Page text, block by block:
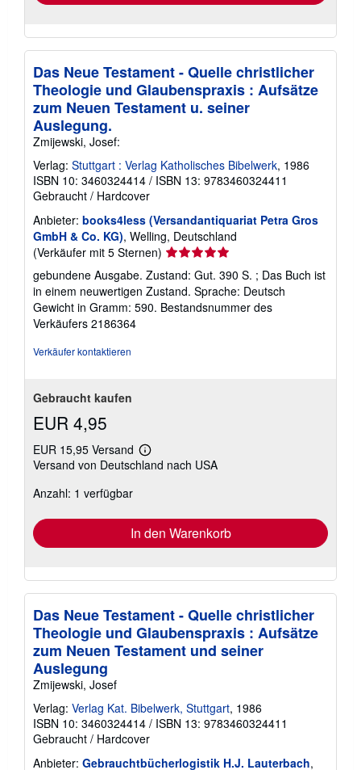
Das Neue Testament - Quelle christlicher
Theologie und Glaubenspraxis : Aufsätze
zum Neuen Testament u. seiner
Auslegung.
Zmijewski, Josef:
Verlag: Stuttgart : Verlag Katholisches Bibelwerk, 1986
ISBN 10: 3460324414 / ISBN 13: 9783460324411
Gebraucht / Hardcover
Anbieter: books4less (Versandantiquariat Petra Gros
GmbH & Co. KG), Welling, Deutschland
(Verkäufer mit 5 Sternen) Verkäuferbewertung
5
von
5
Sternen
gebundene Ausgabe. Zustand: Gut. 390 S. ; Das Buch ist
in einem neuwertigen Zustand. Sprache: Deutsch
Gewicht in Gramm: 590. Bestandsnummer des
Verkäufers 2186364
Verkäufer kontaktieren
Gebraucht kaufen
EUR 4,95
EUR 15,95 Versand
Weitere
Informationen
Versand von Deutschland nach USA
Anzahl: 1 verfügbar
In den Warenkorb
Das Neue Testament - Quelle christlicher
Theologie und Glaubenspraxis : Aufsätze
zum Neuen Testament und seiner
Auslegung
Zmijewski, Josef
Verlag: Verlag Kat. Bibelwerk, Stuttgart, 1986
ISBN 10: 3460324414 / ISBN 13: 9783460324411
Gebraucht / Hardcover
Anbieter: Gebrauchtbücherlogistik H.J. Lauterbach,